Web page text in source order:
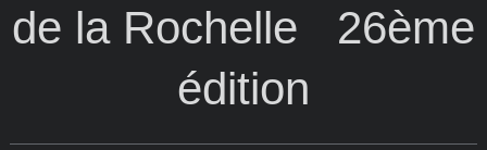
de la Rochelle 26ème
édition